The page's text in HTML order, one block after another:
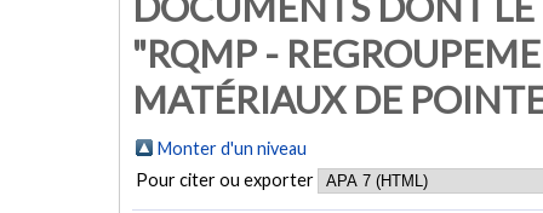
"RQMP -
MATÉRIAUX DE
Monter d'un niveau
Pour citer ou exporter